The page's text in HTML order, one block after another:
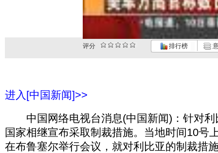
评分 排行榜
进入[中国新闻]>>
中国网络电视台消息(中国新闻)：针对利
国家相继宣布采取制裁措施。当地时间10号
在布鲁塞尔举行会议，就对利比亚的制裁措